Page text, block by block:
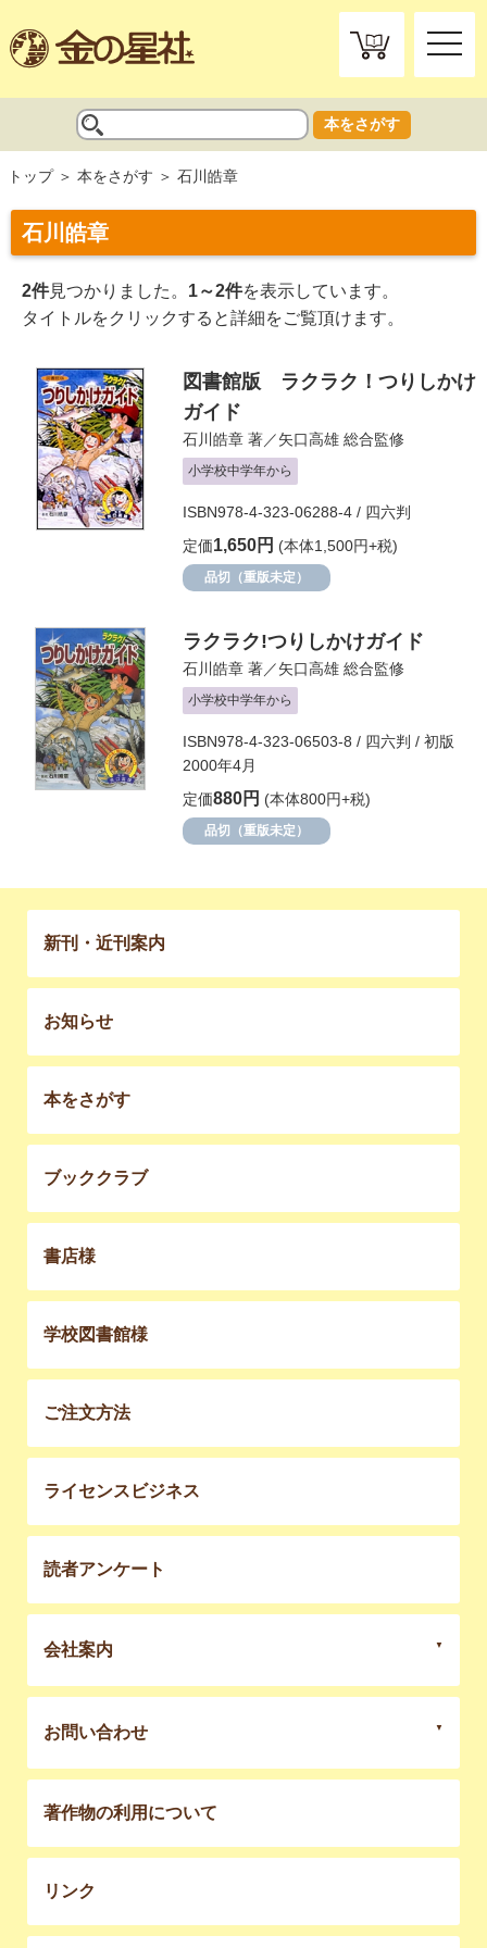
toggle
本をさがす
トップ 本をさがす 石川皓章
石川皓章
2件見つかりました。 1～2件を表示しています。
タイトルをクリックすると詳細をご覧頂けます。
図書館版 ラクラク！つりしかけ
ガイド
石川皓章 著／矢口高雄 総合監修
小学校中学年から
ISBN978-4-323-06288-4 / 四六判
定価1,650円 (本体1,500円+税)
品切（重版未定）
ラクラク!つりしかけガイド
石川皓章 著／矢口高雄 総合監修
小学校中学年から
ISBN978-4-323-06503-8 / 四六判 / 初版
2000年4月
定価880円 (本体800円+税)
品切（重版未定）
新刊・近刊案内
お知らせ
本をさがす
ブッククラブ
書店様
学校図書館様
ご注文方法
ライセンスビジネス
読者アンケート
会社案内
お問い合わせ
著作物の利用について
リンク